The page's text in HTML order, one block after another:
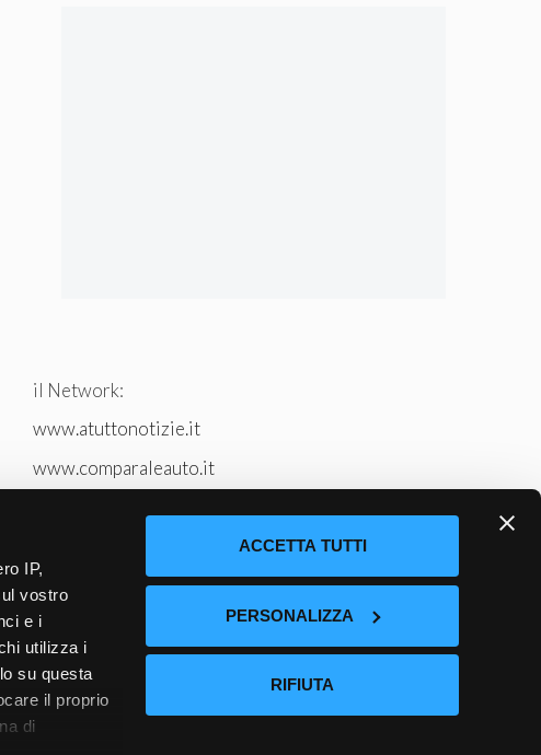
IP,
vostro
e i
utilizza i
su questa
il proprio
di
ACCETTA TUTTI
PERSONALIZZA
RIFIUTA
il Network:
www.atuttonotizie.it
www.comparaleauto.it